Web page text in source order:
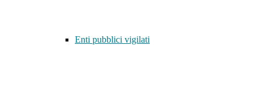
Enti pubblici vigilati